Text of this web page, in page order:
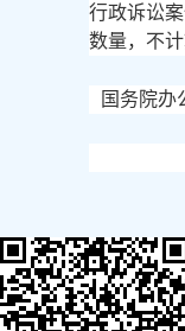
行政诉讼
数量，不
国务院办